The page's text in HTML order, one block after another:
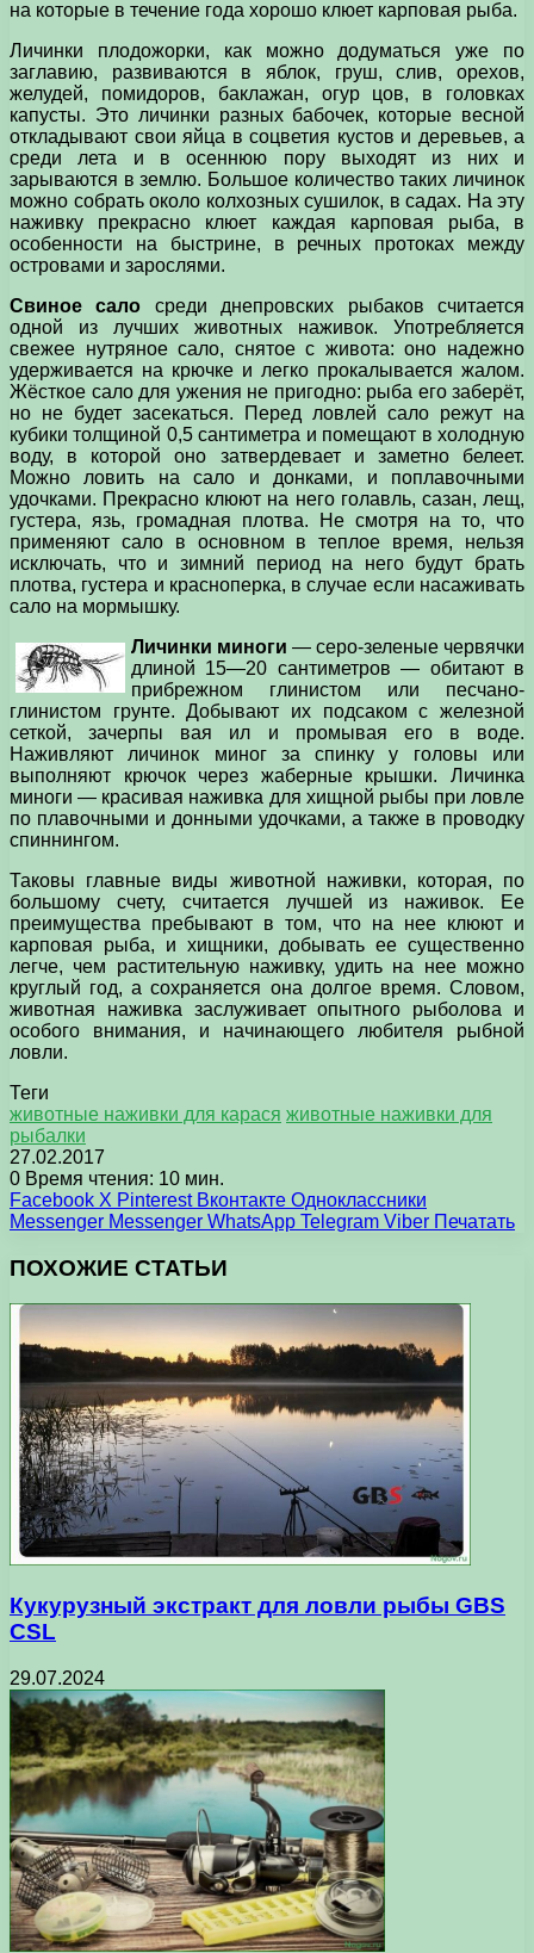
на которые в течение года хорошо клюет карповая рыба.
Личинки плодожорки, как можно додуматься уже по
заглавию, развиваются в яблок, груш, слив, орехов,
желудей, помидоров, баклажан, огур­ цов, в головках
капусты. Это личинки разных бабочек, которые весной
откладывают свои яйца в соцветия кустов и деревьев, а
среди лета и в осеннюю пору выходят из них и
зарываются в землю. Большое количество таких личинок
можно собрать около колхозных сушилок, в садах. На эту
наживку прекрасно клюет каждая карповая рыба, в
особенности на быстрине, в речных протоках между
островами и зарослями.
Свиное сало среди днепровских рыбаков считается
одной из лучших животных наживок. Употребляется
свежее нутряное сало, снятое с живота: оно надежно
удерживается на крючке и легко прокалывается жалом.
Жёсткое сало для ужения не пригодно: рыба его заберёт,
но не будет засекаться. Перед ловлей сало режут на
кубики толщиной 0,5 сантиметра и помещают в холодную
воду, в которой оно затвердевает и заметно белеет.
Можно ловить на сало и донками, и поплавочными
удочками. Прекрасно клюют на него голавль, сазан, лещ,
густера, язь, громадная плотва. Не смотря на то, что
применяют сало в основном в теплое время, нельзя
исключать, что и зимний период на него будут брать
плотва, густера и красноперка, в случае если насаживать
сало на мормышку.
Личинки миноги — серо-зеленые червячки
длиной 15—20 сантиметров — обитают в
прибрежном глинистом или песчано-
глинистом грунте. Добывают их подсаком с железной
сеткой, зачерпы­ вая ил и промывая его в воде.
Наживляют личинок миног за спинку у головы или
выполняют крючок через жаберные крышки. Личинка
миноги — красивая наживка для хищной рыбы при ловле
по­ плавочными и донными удочками, а также в проводку
спиннингом.
Таковы главные виды животной наживки, которая, по
большому счету, считается лучшей из наживок. Ее
преимущества пребывают в том, что на нее клюют и
карповая рыба, и хищники, добывать ее существенно
легче, чем растительную наживку, удить на нее можно
круглый год, а сохраняется она долгое время. Словом,
животная наживка заслуживает опытного рыболова и
особого внимания, и начинающего любителя рыбной
ловли.
Теги
животные наживки для карася животные наживки для
рыбалки
27.02.2017
0 Время чтения: 10 мин.
Facebook X Pinterest Вконтакте Одноклассники
Messenger Messenger WhatsApp Telegram Viber Печатать
ПОХОЖИЕ СТАТЬИ
Кукурузный экстракт для ловли рыбы GBS
CSL
29.07.2024